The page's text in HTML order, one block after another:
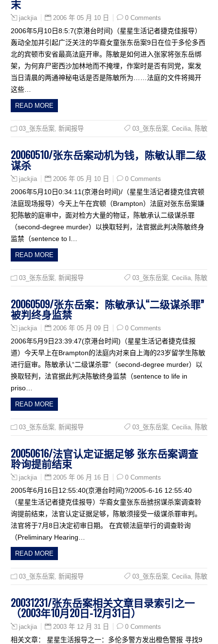
末
jackjia 2006 年 05 月 10 日 0 Comments
2006年5月10日8:5:7(京港台时间)（星星生活记者捷克佳报导）
轰动全加并引起广泛关注的华裔女童张东岳案9日在位于多伦多西
北的宾顿市安省最高法庭开审。陈敏是如何进入张家将张东岳绑
架，为何弃尸密西沙加林地而不掩埋，作案时是否有同党，案发
当日清晨的两通神秘电话是否是陈敏所为……法庭的文件将揭开
这些…
READ MORE
03_张东岳案 ,新闻报导 03_张东岳案, Cecilia, 陈敏
20060510/张东岳案动机为钱，陈敏认罪二级
谋杀
jackjia 2006 年 05 月 10 日 0 Comments
2006年5月10日0:34:11(京港台时间)/（星星生活记者捷克佳宾顿
法庭现场报导）今天上午在宾顿（Brampton）法庭对张东岳案嫌
犯陈敏的庭审中，面对检方大量的物证，陈敏承认二级谋杀罪
（second-degree murder）以换取轻判，法官据此判决陈敏终身
监禁（sentence to l…
READ MORE
03_张东岳案 ,新闻报导 03_张东岳案, Cecilia, 陈敏
20060509/张东岳案：陈敏承认“二级谋杀罪”
被判终身监禁
jackjia 2006 年 05 月 09 日 0 Comments
2006年5月9日23:39:47(京港台时间)（星星生活记者捷克佳报
道）今天早上在Brampton的法庭内对来自上海的23岁留学生陈敏
进行庭审。陈敏承认“二级谋杀罪”（second-degree murder）以
换取轻判，法官据此判决陈敏终身监禁（sentence to life in
priso…
READ MORE
03_张东岳案 ,新闻报导 03_张东岳案, Cecilia, 陈敏
20050616/法官认定证据足够 张东岳案调查
聆询提前结束
jackjia 2005 年 06 月 16 日 0 Comments
2005年6月16日12:55:40(京港台时间)?/2005-6-16 12:55:40
（星星生活记者捷克佳报导）华裔女童张东岳掳拐谋杀案调查聆
询提前结束，法官认定证据足够，陈敏须接受一级谋杀罪审判。
法官将于7月8日决定初审日期。 在宾顿法庭举行的调查聆询
（Preliminary Hearing…
READ MORE
03_张东岳案 ,新闻报导 03_张东岳案, Cecilia, 陈敏
20031231/张东岳案相关文章目录索引之一
（2003年10月20日-12月31日）
jackjia 2003 年 12 月 31 日 0 Comments
相关文章： 星星生活报导之一：多伦多警方发出橙色警报 寻找9